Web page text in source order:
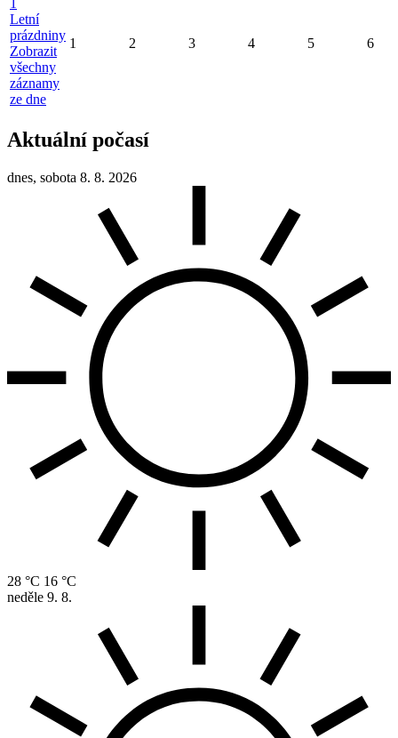
Letní
prázdniny
Zobrazit
všechny
záznamy
ze dne
1 2 3 4 5 6
Aktuální počasí
dnes, sobota 8. 8. 2026
28 °C 16 °C
neděle 9. 8.